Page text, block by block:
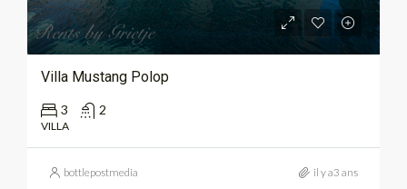
Villa Mustang Polop
3 2
VILLA
bottlepostmedia il y a3 ans